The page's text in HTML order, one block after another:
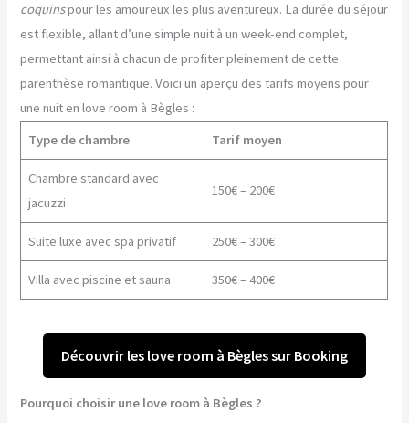
coquinspour les amoureux les plus aventureux. La durée du séjour
est flexible, allant d’une simple nuit à un week-end complet,
permettant ainsi à chacun de profiter pleinement de cette
parenthèse romantique. Voici un aperçu des tarifs moyens pour
une nuit en love room à Bègles :
Type de chambre
Tarif moyen
Chambre standard avec
jacuzzi
150€ – 200€
Suite luxe avec spa privatif 250€ – 300€
Villa avec piscine et sauna 350€ – 400€
Découvrir les love room à Bègles sur Booking
Pourquoi choisir une love room à Bègles ?